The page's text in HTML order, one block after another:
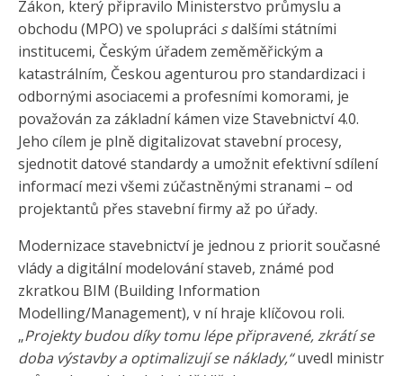
Zákon, který připravilo Ministerstvo průmyslu a
obchodu (MPO) ve spolupráci sdalšími státními
institucemi, Českým úřadem zeměměřickým a
katastrálním, Českou agenturou pro standardizaci i
odbornými asociacemi a profesními komorami, je
považován za základní kámen vize Stavebnictví 4.0.
Jeho cílem je plně digitalizovat stavební procesy,
sjednotit datové standardy a umožnit efektivní sdílení
informací mezi všemi zúčastněnými stranami – od
projektantů přes stavební firmy až po úřady.
Modernizace stavebnictví je jednou z priorit současné
vlády a digitální modelování staveb, známé pod
zkratkou BIM (Building Information
Modelling/Management), v ní hraje klíčovou roli.
„Projekty budou díky tomu lépe připravené, zkrátí se
doba výstavby a optimalizují se náklady,“uvedl ministr